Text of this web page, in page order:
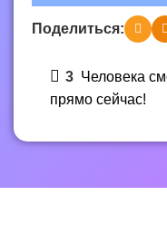
Поделиться:
3 Человека
прямо сейчас!